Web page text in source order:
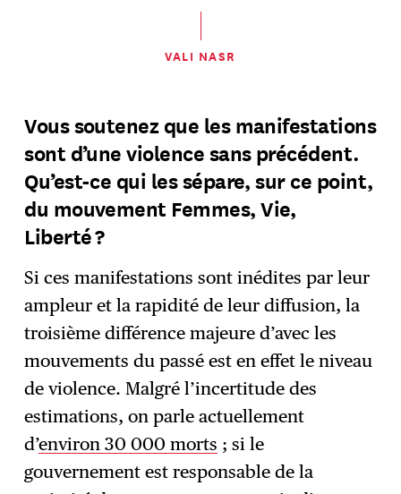
VALI NASR
Vous soutenez que les manifestations
sont d’une violence sans précédent.
Qu’est-ce qui les sépare, sur ce point,
du mouvement Femmes, Vie,
Liberté ?
Si ces manifestations sont inédites par leur
ampleur et la rapidité de leur diffusion, la
troisième différence majeure d’avec les
mouvements du passé est en effet le niveau
de violence. Malgré l’incertitude des
estimations, on parle actuellement
d’environ 30 000 morts ; si le
gouvernement est responsable de la